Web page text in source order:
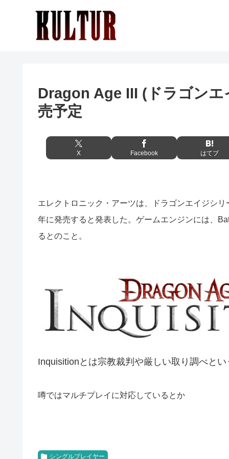
Dragon Age III (ドラゴンエ
売予定
X Facebook はてブ
エレクトロニック・アーツは、ドラゴンエイジシ
年に発売すると発表した。ゲームエンジンには、
るとのこと。
Inquisitionとは宗教裁判や厳しい取り調べと
噂ではマルチプレイに対応しているとか
シングルプレイヤー